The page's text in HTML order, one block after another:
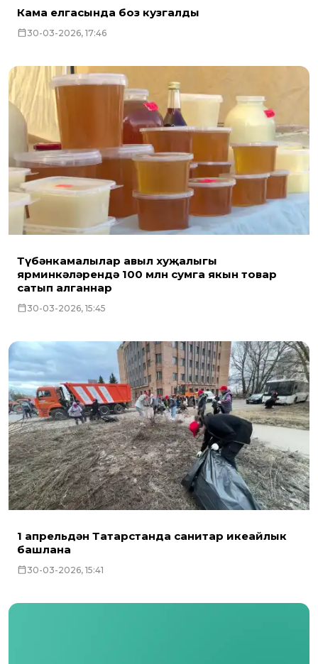
Кама елгасында боз кузгалды
30-03-2026, 17:46
Түбәнкамалылар авыл хуҗалыгы
ярминкәләрендә 100 млн сумга якын товар
сатып алганнар
30-03-2026, 15:45
1 апрельдән Татарстанда санитар икеайлык
башлана
30-03-2026, 15:41